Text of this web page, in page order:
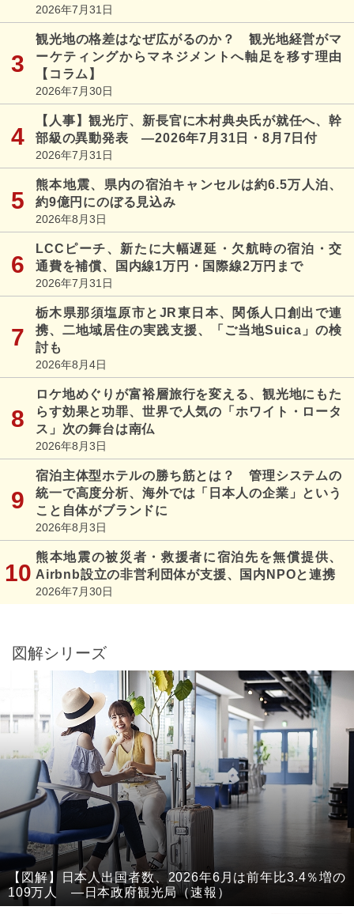
2026年7月31日
観光地の格差はなぜ広がるのか？ 観光地経営がマ
ーケティングからマネジメントへ軸足を移す理由
【コラム】
2026年7月30日
【人事】観光庁、新長官に木村典央氏が就任へ、幹
部級の異動発表 ―2026年7月31日・8月7日付
2026年7月31日
熊本地震、県内の宿泊キャンセルは約6.5万人泊、
約9億円にのぼる見込み
2026年8月3日
LCCピーチ、新たに大幅遅延・欠航時の宿泊・交
通費を補償、国内線1万円・国際線2万円まで
2026年7月31日
栃木県那須塩原市とJR東日本、関係人口創出で連
携、二地域居住の実践支援、「ご当地Suica」の検
討も
2026年8月4日
ロケ地めぐりが富裕層旅行を変える、観光地にもた
らす効果と功罪、世界で人気の「ホワイト・ロータ
ス」次の舞台は南仏
2026年8月3日
宿泊主体型ホテルの勝ち筋とは？ 管理システムの
統一で高度分析、海外では「日本人の企業」という
こと自体がブランドに
2026年8月3日
熊本地震の被災者・救援者に宿泊先を無償提供、
Airbnb設立の非営利団体が支援、国内NPOと連携
2026年7月30日
図解シリーズ
【図解】日本人出国者数、2026年6月は前年比3.4％増の
109万人 ―日本政府観光局（速報）